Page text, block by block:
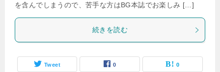
を含んでしまうので、苦手な方はBG本誌でお楽しみ […]
続きを読む
Tweet 0 0